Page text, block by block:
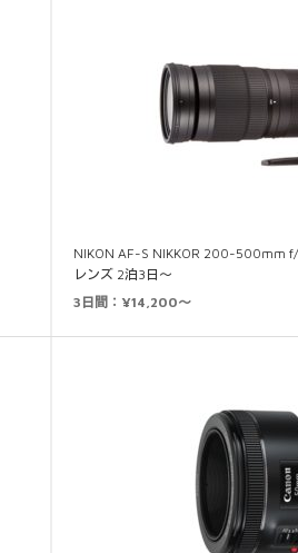
NIKON AF-S NIKKOR 200-500mm
レンズ 2泊3日～
3日間：¥14,200～